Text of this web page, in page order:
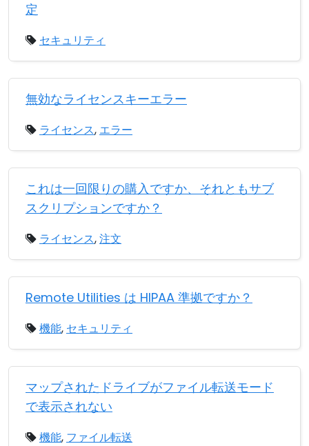
定
セキュリティ
無効なライセンスキーエラー
ライセンス, エラー
これは一回限りの購入ですか、それともサブ
スクリプションですか？
ライセンス,注文
Remote Utilities は HIPAA 準拠ですか？
機能, セキュリティ
マップされたドライブがファイル転送モード
で表示されない
機能, ファイル転送